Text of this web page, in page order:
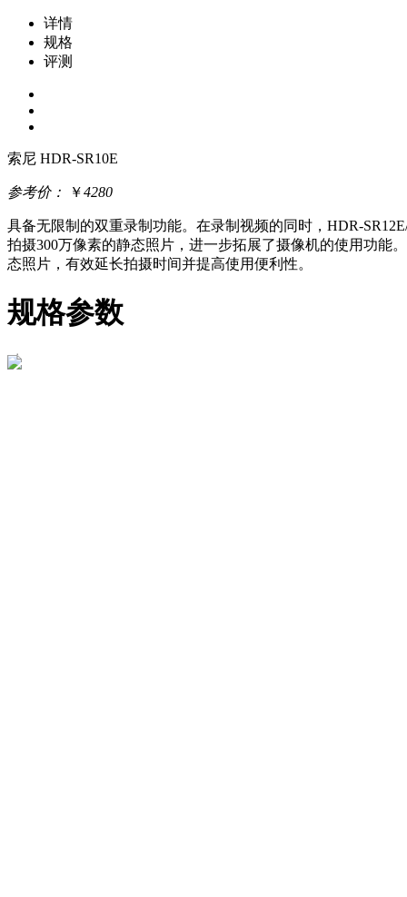
详情
规格
评测
索尼 HDR-SR10E
参考价： ￥4280
具备无限制的双重录制功能。在录制视频的同时，HDR-
拍摄300万像素的静态照片，进一步拓展了摄像机的使用功能
态照片，有效延长拍摄时间并提高使用便利性。
规格参数